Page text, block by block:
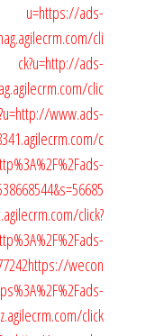
u=https://ads-
cli
ck?u=http://ads-
clic
www.ads-
c
click?
https://wecon
click